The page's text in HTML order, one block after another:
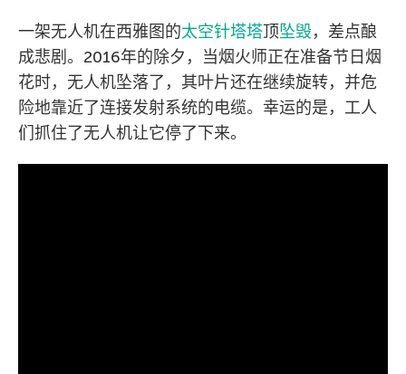
一架无人机在西雅图的太空针塔塔顶坠毁，差点酿
成悲剧。2016年的除夕，当烟火师正在准备节日烟
花时，无人机坠落了，其叶片还在继续旋转，并危
险地靠近了连接发射系统的电缆。幸运的是，工人
们抓住了无人机让它停了下来。